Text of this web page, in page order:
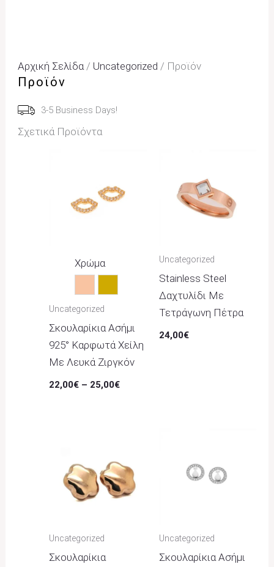
Αρχική Σελίδα / Uncategorized / Προϊόν
Προϊόν
3-5 Business Days!
Σχετικά Προϊόντα
Χρώμα
Rose Gold
Χρυσό
Uncategorized
Σκουλαρίκια Ασήμι
925° Καρφωτά Χείλη
Με Λευκά Ζιργκόν
22,00€ – 25,00€
25,00€
Uncategorized
Stainless Steel
Δαχτυλίδι Με
Τετράγωνη Πέτρα
24,00€
Uncategorized
Σκουλαρίκια
Uncategorized
Σκουλαρίκια Ασήμι